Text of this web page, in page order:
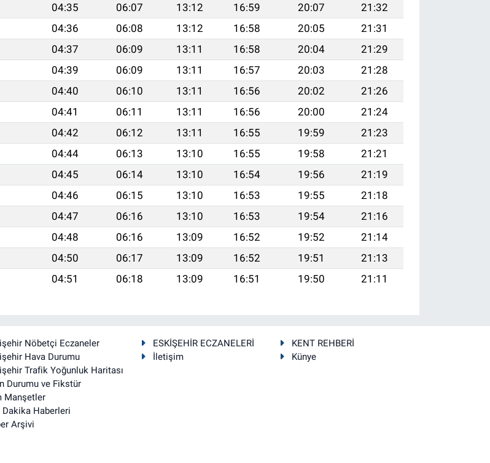
04:35 06:07 13:12 16:59 20:07
21:32
04:36 06:08 13:12 16:58 20:05
21:31
04:37 06:09 13:11 16:58 20:04
21:29
04:39 06:09 13:11 16:57 20:03
21:28
04:40 06:10 13:11 16:56 20:02
21:26
04:41 06:11 13:11 16:56 20:00
21:24
04:42 06:12 13:11 16:55 19:59
21:23
04:44 06:13 13:10 16:55 19:58
21:21
04:45 06:14 13:10 16:54 19:56
21:19
04:46 06:15 13:10 16:53 19:55
21:18
04:47 06:16 13:10 16:53 19:54
21:16
04:48 06:16 13:09 16:52 19:52
21:14
04:50 06:17 13:09 16:52 19:51
21:13
04:51 06:18 13:09 16:51 19:50 21:11
Nöbetçi Eczaneler
Hava Durumu
Trafik Yoğunluk Haritası
Durumu ve Fikstür
Manşetler
Dakika Haberleri
Arşivi
ESKİŞEHİR ECZANELERİ
KENT REHBERİ
İletişim
Künye